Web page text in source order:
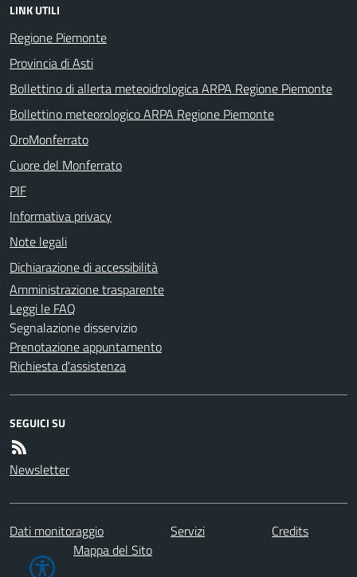
LINK UTILI
Regione Piemonte
Provincia di Asti
Bollettino di allerta meteoidrologica ARPA Regione Piemonte
Bollettino meteorologico ARPA Regione Piemonte
OroMonferrato
Cuore del Monferrato
PIF
Informativa privacy
Note legali
Dichiarazione di accessibilità
Amministrazione trasparente
Leggi le FAQ
Segnalazione disservizio
Prenotazione appuntamento
Richiesta d'assistenza
SEGUICI SU
Newsletter
Dati monitoraggio Servizi
Credits
Mappa del Sito